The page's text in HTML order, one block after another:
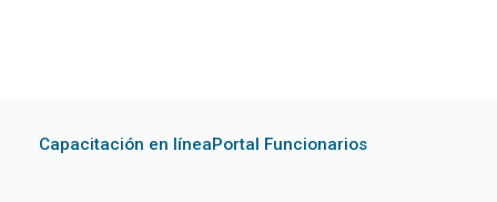
Capacitación en líneaPortal Funcionarios